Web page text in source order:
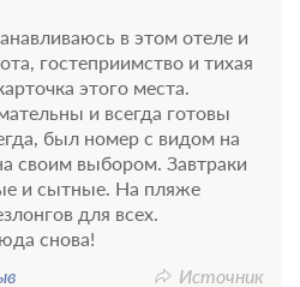
в этом отеле и
гостеприимство и тихая
этого места.
и всегда готовы
был номер с видом на
своим выбором. Завтраки
и сытные. На пляже
для всех.
снова!
Источник